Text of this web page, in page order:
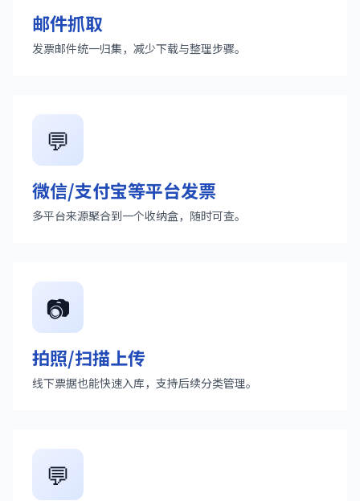
邮件抓取
发票邮件统一归集，减少下载与整理步骤。
💬
微信/支付宝等平台发票
多平台来源聚合到一个收纳盒，随时可查。
📷
拍照/扫描上传
线下票据也能快速入库，支持后续分类管理。
💬